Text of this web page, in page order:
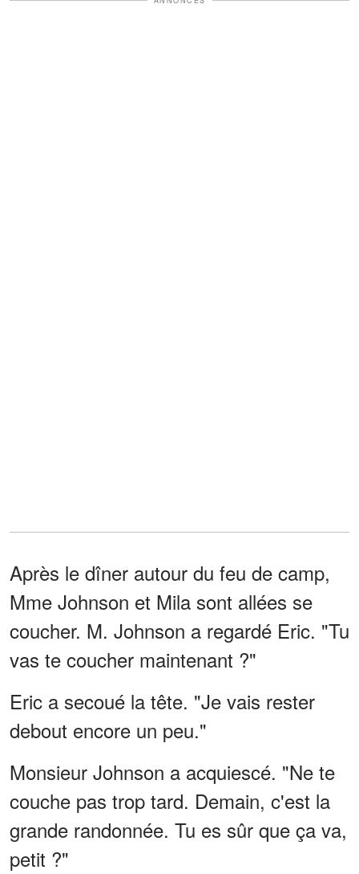
Après le dîner autour du feu de camp,
Mme Johnson et Mila sont allées se
coucher. M. Johnson a regardé Eric. "Tu
vas te coucher maintenant ?"
Eric a secoué la tête. "Je vais rester
debout encore un peu."
Monsieur Johnson a acquiescé. "Ne te
couche pas trop tard. Demain, c'est la
grande randonnée. Tu es sûr que ça va,
petit ?"